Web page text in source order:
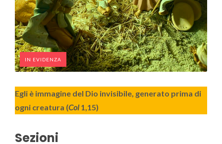
IN EVIDENZA
Egli è immagine del Dio invisibile, generato prima di
ogni creatura (Col 1,15)
Sezioni